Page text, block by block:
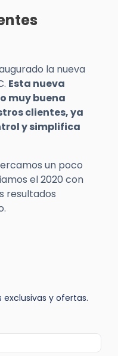
la nueva
Esta nueva
muy buena
clientes, ya
y simplifica
un poco
el 2020 con
resultados
y ofertas.